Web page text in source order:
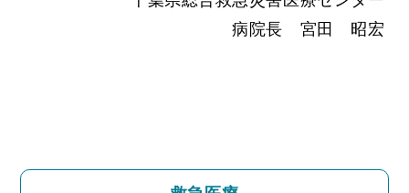
病院長 宮田 昭宏